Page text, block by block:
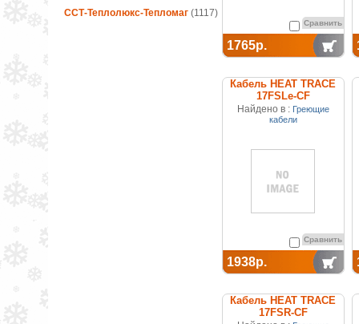
ССТ-Теплолюкс-Тепломаг(1117)
Сравнить
1765р.
Кабель HEAT TRACE
17FSLe-CF
саморегулирующийся
(покрытие из
Найдено в : Греющие
кабели
Сравнить
1938р.
Кабель HEAT TRACE
17FSR-CF